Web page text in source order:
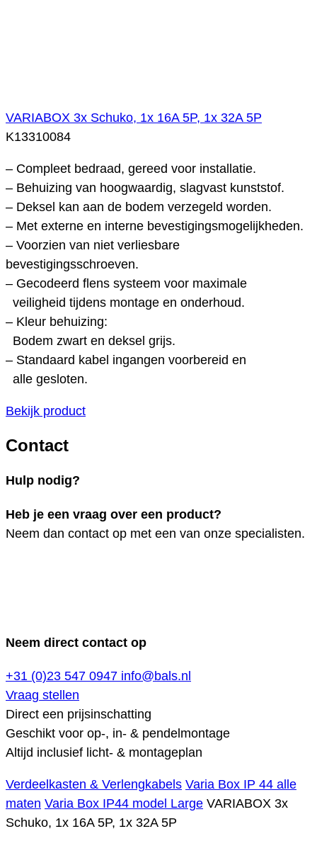
VARIABOX 3x Schuko, 1x 16A 5P, 1x 32A 5P
K13310084
– Compleet bedraad, gereed voor installatie.
– Behuizing van hoogwaardig, slagvast kunststof.
– Deksel kan aan de bodem verzegeld worden.
– Met externe en interne bevestigingsmogelijkheden.
– Voorzien van niet verliesbare
bevestigingsschroeven.
– Gecodeerd flens systeem voor maximale
veiligheid tijdens montage en onderhoud.
– Kleur behuizing:
Bodem zwart en deksel grijs.
– Standaard kabel ingangen voorbereid en
alle gesloten.
Bekijk product
Contact
Hulp nodig?
Heb je een vraag over een product?
Neem dan contact op met een van onze specialisten.
Neem direct contact op
+31 (0)23 547 0947 info@bals.nl
Vraag stellen
Direct een prijsinschatting
Geschikt voor op-, in- & pendelmontage
Altijd inclusief licht- & montageplan
Verdeelkasten & Verlengkabels Varia Box IP 44 alle
maten Varia Box IP44 model Large VARIABOX 3x
Schuko, 1x 16A 5P, 1x 32A 5P